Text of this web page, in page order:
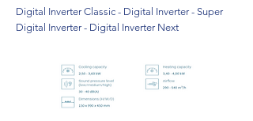
Digital Inverter Classic - Digital Inverter - Super
Digital Inverter - Digital Inverter Next